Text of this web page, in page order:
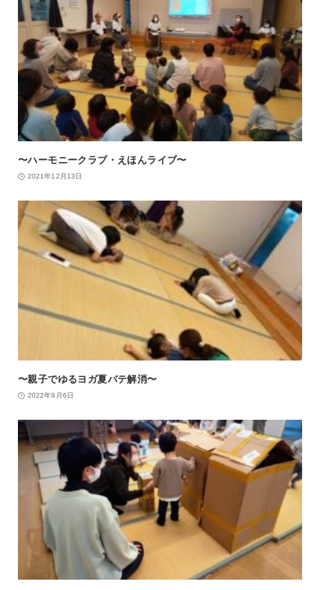
〜ハーモニークラブ・えほんライブ〜
2021年12月13日
〜親子でゆるヨガ夏バテ解消〜
2022年9月6日